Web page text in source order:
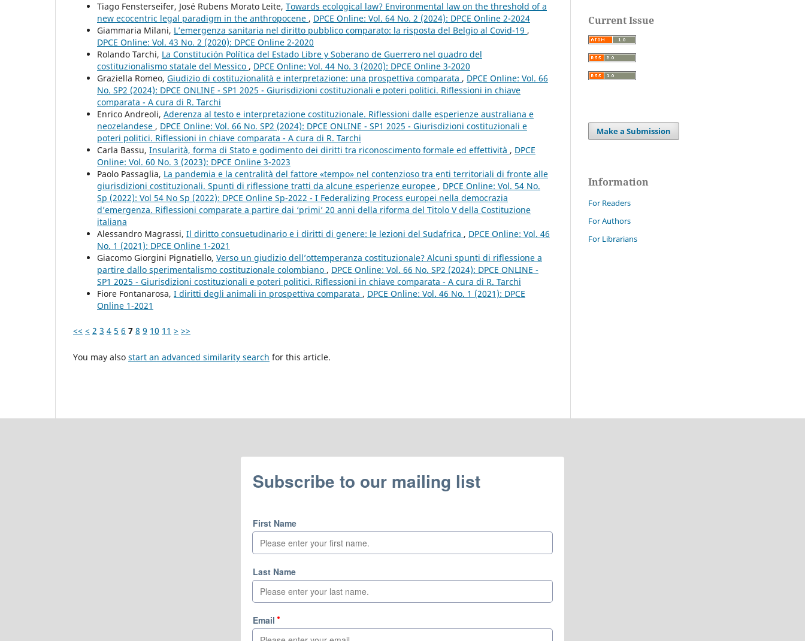
Tiago Fensterseifer, José Rubens Morato Leite, Towards ecological law? Environmental law on the threshold of a
new ecocentric legal paradigm in the anthropocene , DPCE Online: Vol. 64 No. 2 (2024): DPCE Online 2-2024
Giammaria Milani, L’emergenza sanitaria nel diritto pubblico comparato: la risposta del Belgio al Covid-19 ,
DPCE Online: Vol. 43 No. 2 (2020): DPCE Online 2-2020
Rolando Tarchi, La Constitución Política del Estado Libre y Soberano de Guerrero nel quadro del
costituzionalismo statale del Messico , DPCE Online: Vol. 44 No. 3 (2020): DPCE Online 3-2020
Graziella Romeo, Giudizio di costituzionalità e interpretazione: una prospettiva comparata , DPCE Online: Vol. 66
No. SP2 (2024): DPCE ONLINE - SP1 2025 - Giurisdizioni costituzionali e poteri politici. Riflessioni in chiave
comparata - A cura di R. Tarchi
Enrico Andreoli, Aderenza al testo e interpretazione costituzionale. Riflessioni dalle esperienze australiana e
neozelandese , DPCE Online: Vol. 66 No. SP2 (2024): DPCE ONLINE - SP1 2025 - Giurisdizioni costituzionali e
poteri politici. Riflessioni in chiave comparata - A cura di R. Tarchi
Carla Bassu, Insularità, forma di Stato e godimento dei diritti tra riconoscimento formale ed effettività , DPCE
Online: Vol. 60 No. 3 (2023): DPCE Online 3-2023
Paolo Passaglia, La pandemia e la centralità del fattore «tempo» nel contenzioso tra enti territoriali di fronte alle
giurisdizioni costituzionali. Spunti di riflessione tratti da alcune esperienze europee , DPCE Online: Vol. 54 No.
Sp (2022): Vol 54 No Sp (2022): DPCE Online Sp-2022 - I Federalizing Process europei nella democrazia
d’emergenza. Riflessioni comparate a partire dai ‘primi’ 20 anni della riforma del Titolo V della Costituzione
italiana
Alessandro Magrassi, Il diritto consuetudinario e i diritti di genere: le lezioni del Sudafrica , DPCE Online: Vol. 46
No. 1 (2021): DPCE Online 1-2021
Giacomo Giorgini Pignatiello, Verso un giudizio dell’ottemperanza costituzionale? Alcuni spunti di riflessione a
partire dallo sperimentalismo costituzionale colombiano , DPCE Online: Vol. 66 No. SP2 (2024): DPCE ONLINE -
SP1 2025 - Giurisdizioni costituzionali e poteri politici. Riflessioni in chiave comparata - A cura di R. Tarchi
Fiore Fontanarosa, I diritti degli animali in prospettiva comparata , DPCE Online: Vol. 46 No. 1 (2021): DPCE
Online 1-2021
<< < 2 3 4 5 6 7 8 9 10 11 > >>
You may also start an advanced similarity search for this article.
Current Issue
Make a Submission
Information
For Readers
For Authors
For Librarians